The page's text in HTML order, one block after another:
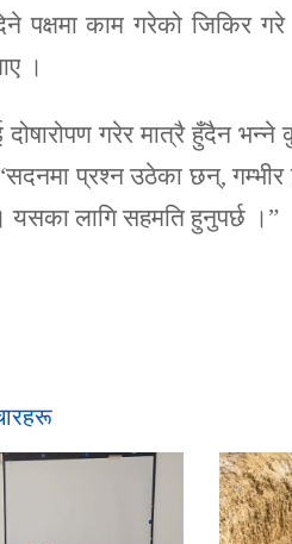
पक्षमा काम गरेको जिकिर
।
गरेर मात्रै हुँदैन
प्रश्न उठेका छन्, गम्भीर
यसका लागि सहमति हुनुपर्छ ।”